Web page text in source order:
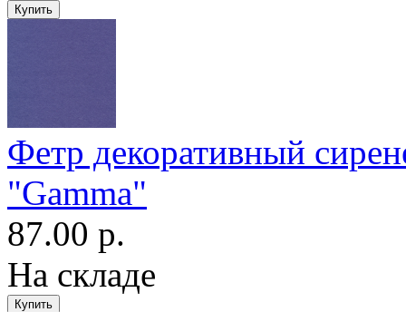
Фетр декоративный
"Gamma"
87.00 р.
На складе